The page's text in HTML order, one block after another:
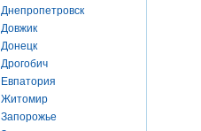
Днепропетровск
Довжик
Донецк
Дрогобич
Евпатория
Житомир
Запорожье